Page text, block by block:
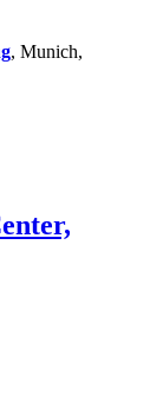
, Munich,